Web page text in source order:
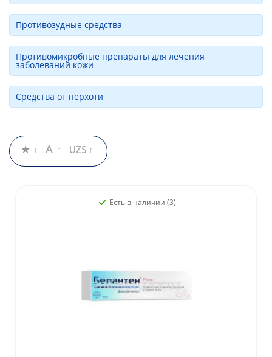
Противозудные средства
Противомикробные препараты для лечения
заболеваний кожи
Средства от перхоти
Есть в наличии (3)